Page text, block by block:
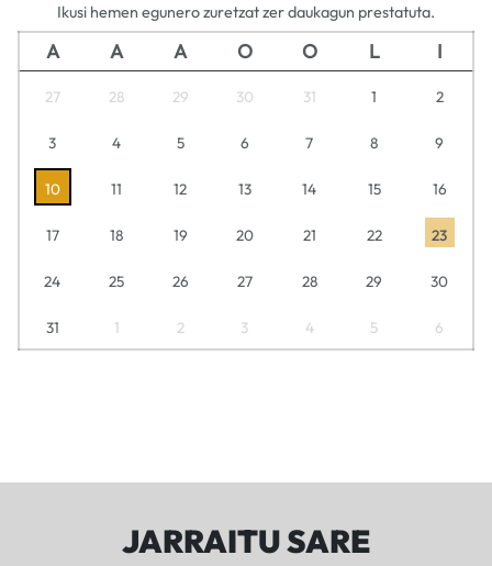
Ikusi hemen egunero zuretzat zer daukagun prestatuta.
A A A O O L I
27 28 29 30 31 1 2
3 4 5 6 7 8 9
10 11 12 13 14 15 16
17 18 19 20 21 22 23
24 25 26 27 28 29 30
31 1 2 3 4 5 6
JARRAITU SARE